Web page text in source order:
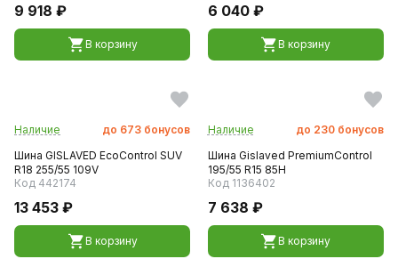
9 918 ₽
В корзину
6 040 ₽
В корзину
Наличие до 673 бонусов
Шина GISLAVED EcoControl SUV
R18 255/55 109V
Код 442174
13 453 ₽
В корзину
Наличие до 230 бонусов
Шина Gislaved PremiumControl
195/55 R15 85H
Код 1136402
7 638 ₽
В корзину